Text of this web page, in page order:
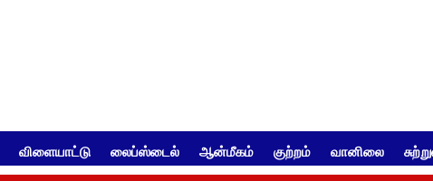
விளையாட்டு லைப்ஸ்டைல் ஆன்மீகம் குற்றம் வானிலை